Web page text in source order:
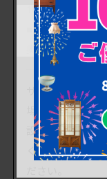
165mm
■瓶のサイズ(
奥行122mm/口
サイズは計測す
場合は数cm)前
設置場所や収
くか、改めて